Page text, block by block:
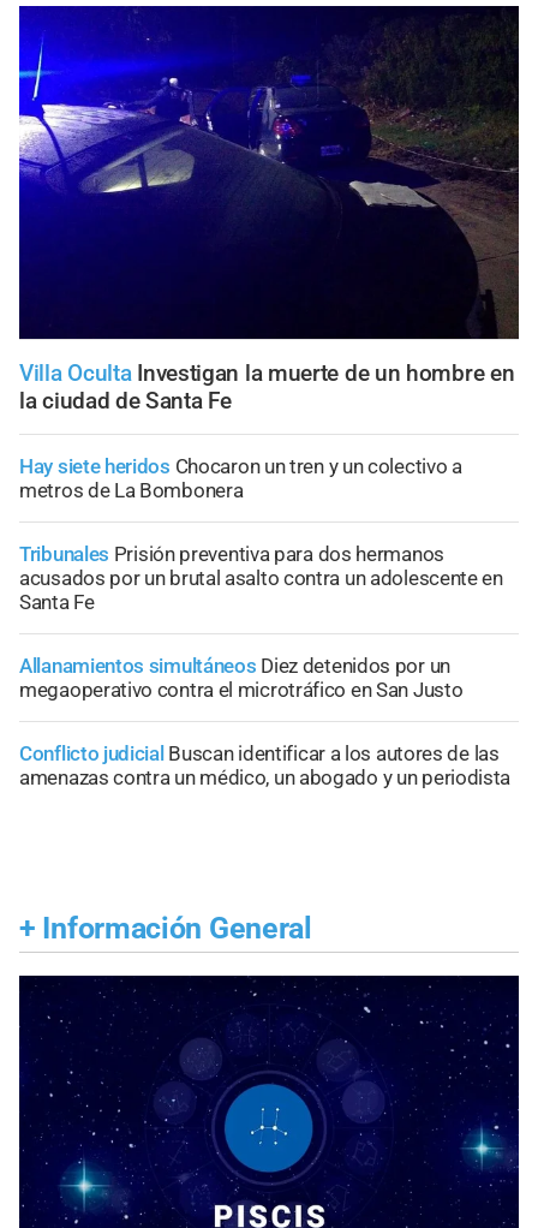
Villa Oculta Investigan la muerte de un hombre en
la ciudad de Santa Fe
Hay siete heridos Chocaron un tren y un colectivo a
metros de La Bombonera
Tribunales Prisión preventiva para dos hermanos
acusados por un brutal asalto contra un adolescente en
Santa Fe
Allanamientos simultáneos Diez detenidos por un
megaoperativo contra el microtráfico en San Justo
Conflicto judicial Buscan identificar a los autores de las
amenazas contra un médico, un abogado y un periodista
+ Información General